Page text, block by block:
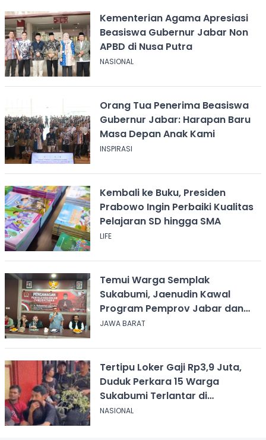
Kementerian Agama Apresiasi
Beasiswa Gubernur Jabar Non
APBD di Nusa Putra
NASIONAL
Orang Tua Penerima Beasiswa
Gubernur Jabar: Harapan Baru
Masa Depan Anak Kami
INSPIRASI
Kembali ke Buku, Presiden
Prabowo Ingin Perbaiki Kualitas
Pelajaran SD hingga SMA
LIFE
Temui Warga Semplak
Sukabumi, Jaenudin Kawal
Program Pemprov Jabar dan
Serap Aspirasi
JAWA BARAT
Tertipu Loker Gaji Rp3,9 Juta,
Duduk Perkara 15 Warga
Sukabumi Terlantar di
Kalimantan
NASIONAL